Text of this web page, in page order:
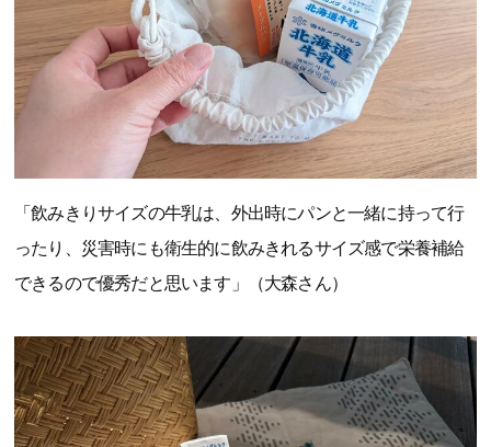
「飲みきりサイズの牛乳は、外出時にパンと一緒に持って行
ったり、災害時にも衛生的に飲みきれるサイズ感で栄養補給
できるので優秀だと思います」（大森さん）